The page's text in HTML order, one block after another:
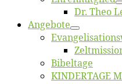
Dr. Theo
An­ge­bo­te
Bi­bel­ta­ge
KINDERTAGE